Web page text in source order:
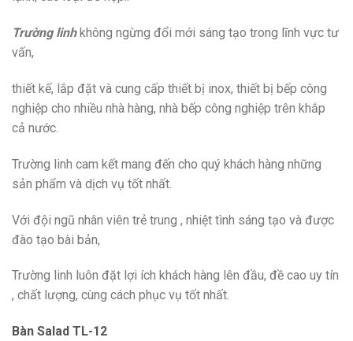
Trường linhkhông ngừng đổi mới sáng tạo trong lĩnh vực tư
vấn,
thiết kế, lắp đặt và cung cấp thiết bị inox, thiết bị bếp công
nghiệp cho nhiều nhà hàng, nhà bếp công nghiệp trên khắp
cả nước.
Trường linh cam kết mang đến cho quý khách hàng những
sản phẩm và dịch vụ tốt nhất.
Với đội ngũ nhân viên trẻ trung , nhiệt tình sáng tạo và được
đào tạo bài bản,
Trường linh luôn đặt lợi ích khách hàng lên đầu, đề cao uy tín
, chất lượng, cùng cách phục vụ tốt nhất.
Bàn Salad TL-12